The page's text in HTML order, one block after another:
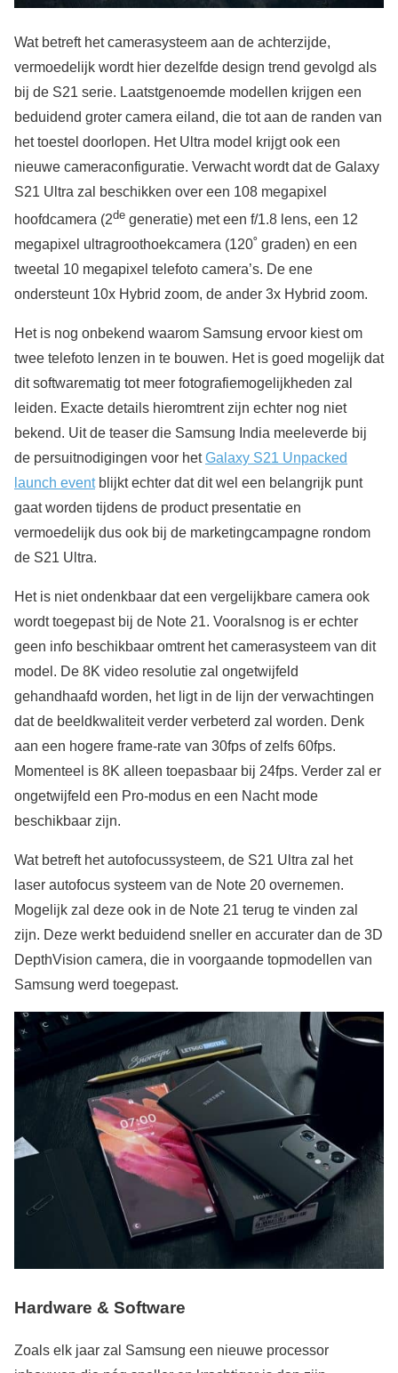
Wat betreft het camerasysteem aan de achterzijde,
vermoedelijk wordt hier dezelfde design trend gevolgd als
bij de S21 serie. Laatstgenoemde modellen krijgen een
beduidend groter camera eiland, die tot aan de randen van
het toestel doorlopen. Het Ultra model krijgt ook een
nieuwe cameraconfiguratie. Verwacht wordt dat de Galaxy
S21 Ultra zal beschikken over een 108 megapixel
hoofdcamera (2de generatie) met een f/1.8 lens, een 12
megapixel ultragroothoekcamera (120˚ graden) en een
tweetal 10 megapixel telefoto camera’s. De ene
ondersteunt 10x Hybrid zoom, de ander 3x Hybrid zoom.
Het is nog onbekend waarom Samsung ervoor kiest om
twee telefoto lenzen in te bouwen. Het is goed mogelijk dat
dit softwarematig tot meer fotografiemogelijkheden zal
leiden. Exacte details hieromtrent zijn echter nog niet
bekend. Uit de teaser die Samsung India meeleverde bij
de persuitnodigingen voor hetGalaxy S21 Unpacked
launch eventblijkt echter dat dit wel een belangrijk punt
gaat worden tijdens de product presentatie en
vermoedelijk dus ook bij de marketingcampagne rondom
de S21 Ultra.
Het is niet ondenkbaar dat een vergelijkbare camera ook
wordt toegepast bij de Note 21. Vooralsnog is er echter
geen info beschikbaar omtrent het camerasysteem van dit
model. De 8K video resolutie zal ongetwijfeld
gehandhaafd worden, het ligt in de lijn der verwachtingen
dat de beeldkwaliteit verder verbeterd zal worden. Denk
aan een hogere frame-rate van 30fps of zelfs 60fps.
Momenteel is 8K alleen toepasbaar bij 24fps. Verder zal er
ongetwijfeld een Pro-modus en een Nacht mode
beschikbaar zijn.
Wat betreft het autofocussysteem, de S21 Ultra zal het
laser autofocus systeem van de Note 20 overnemen.
Mogelijk zal deze ook in de Note 21 terug te vinden zal
zijn. Deze werkt beduidend sneller en accurater dan de 3D
DepthVision camera, die in voorgaande topmodellen van
Samsung werd toegepast.
Hardware & Software
Zoals elk jaar zal Samsung een nieuwe processor